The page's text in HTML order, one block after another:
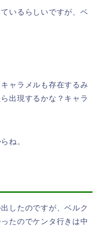
いるらしいですが、ベ
ャラメルも存在するみ
出現するかな？キャラ
ね。
したのですが、ベルク
たのでケンタ行きは中